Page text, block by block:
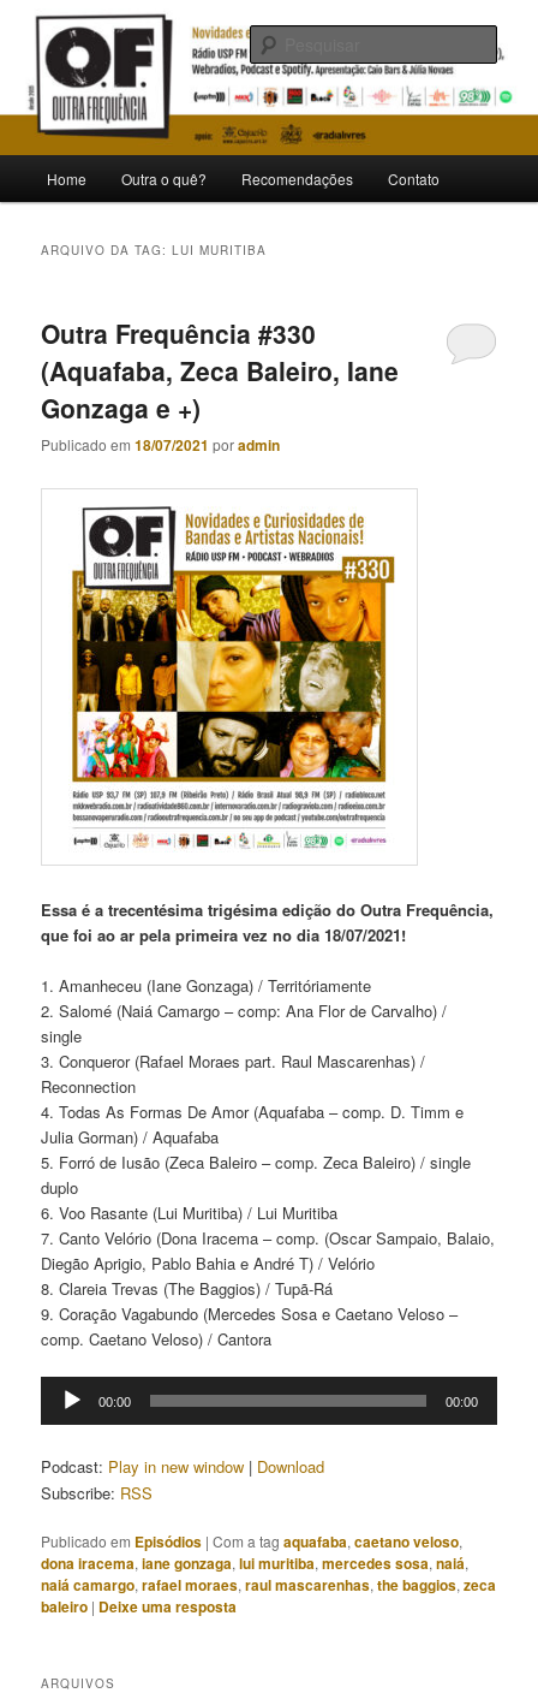
Pular
conteúdo
principal
Pular
conteúdo
secundárioOutra Frequência
Novidades e curiosidades de bandas e artistas nacionais
principal
Home Outra o quê? Recomendações Contato
ARQUIVO DA TAG:LUI MURITIBA
Outra Frequência #330
(Aquafaba, Zeca Baleiro, Iane
Gonzaga e +)
Publicado em18/07/2021 poradmin
Essa é a trecentésima trigésima edição do Outra Frequência,
que foi ao ar pela primeira vez no dia 18/07/2021!
1. Amanheceu (Iane Gonzaga) / Territóriamente
2. Salomé (Naiá Camargo – comp: Ana Flor de Carvalho) /
single
3. Conqueror (Rafael Moraes part. Raul Mascarenhas) /
Reconnection
4. Todas As Formas De Amor (Aquafaba – comp. D. Timm e
Julia Gorman) / Aquafaba
5. Forró de Iusão (Zeca Baleiro – comp. Zeca Baleiro) / single
duplo
6. Voo Rasante (Lui Muritiba) / Lui Muritiba
7. Canto Velório (Dona Iracema – comp. (Oscar Sampaio, Balaio,
Diegão Aprigio, Pablo Bahia e André T) / Velório
8. Clareia Trevas (The Baggios) / Tupã-Rá
9. Coração Vagabundo (Mercedes Sosa e Caetano Veloso –
comp. Caetano Veloso) / Cantora
Tocador
00:00 00:00
Podcast: Play in new window | Download
Subscribe: RSS
Publicado em Episódios |Com a tagaquafaba,caetano veloso,
dona iracema,iane gonzaga,lui muritiba,mercedes sosa,naiá,
naiá camargo,rafael moraes,raul mascarenhas,the baggios,zeca
baleiro | Deixe uma resposta
ARQUIVOS